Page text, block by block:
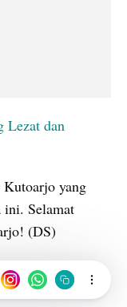
Lezat dan
Kutoarjo yang
ini. Selamat
(DS)